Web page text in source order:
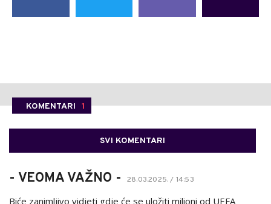
KOMENTARI 1
SVI KOMENTARI
- VEOMA VAŽNO - 28.03.2025. / 14:53
Biće zanimljivo vidjeti gdje će se uložiti milioni od UEFA